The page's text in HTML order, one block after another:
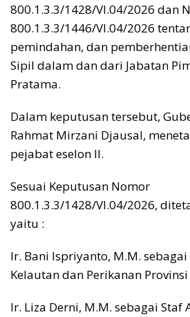
800.1.3.3/1428/VI.04/2026 dan
800.1.3.3/1446/VI.04/2026
pemindahan, dan
Sipil dalam dan dari Jabatan
Pratama.
Dalam keputusan tersebut,
Rahmat Mirzani Djausal,
pejabat eselon II.
Sesuai Keputusan Nomor
800.1.3.3/1428/VI.04/2026,
yaitu :
Ir. Bani Ispriyanto, M.M. sebagai
Kelautan dan Perikanan
Ir. Liza Derni, M.M. sebagai Staf